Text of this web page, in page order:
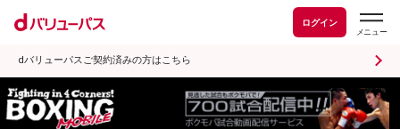
ログイン
dバリューパスご契約済みの方はこちら